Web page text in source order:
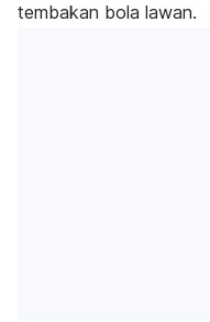
tembakan bola lawan.